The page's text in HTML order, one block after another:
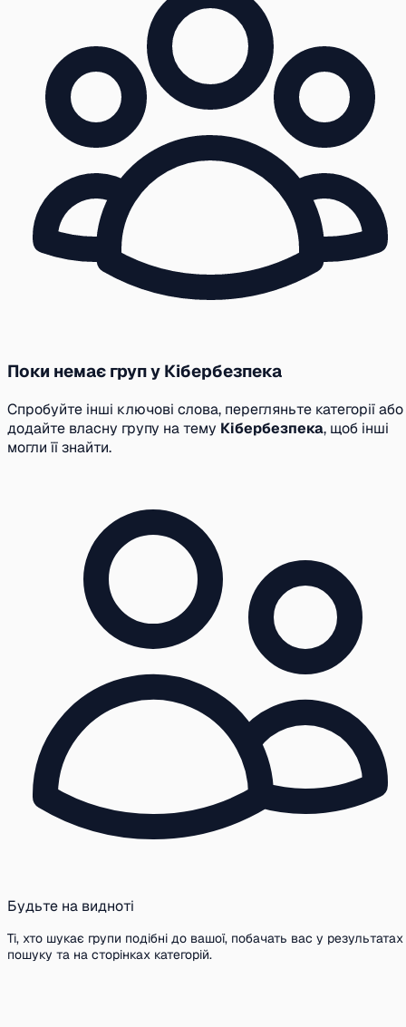
Поки немає груп у Кібербезпека
Спробуйте інші ключові слова, перегляньте категорії або
додайте власну групу на тему Кібербезпека, щоб інші
могли її знайти.
Будьте на видноті
Ті, хто шукає групи подібні до вашої, побачать вас у результатах
пошуку та на сторінках категорій.